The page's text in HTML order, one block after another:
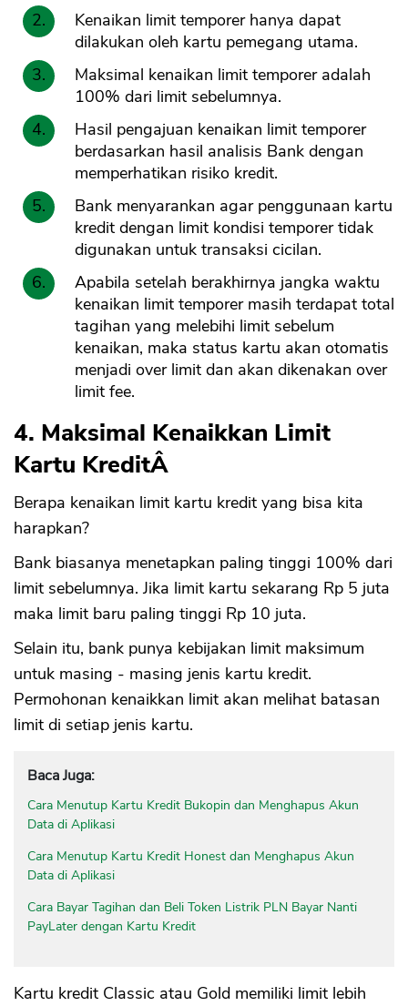
Kenaikan limit temporer hanya dapat
dilakukan oleh kartu pemegang utama.
Maksimal kenaikan limit temporer adalah
100% dari limit sebelumnya.
Hasil pengajuan kenaikan limit temporer
berdasarkan hasil analisis Bank dengan
memperhatikan risiko kredit.
Bank menyarankan agar penggunaan kartu
kredit dengan limit kondisi temporer tidak
digunakan untuk transaksi cicilan.
Apabila setelah berakhirnya jangka waktu
kenaikan limit temporer masih terdapat total
tagihan yang melebihi limit sebelum
kenaikan, maka status kartu akan otomatis
menjadi over limit dan akan dikenakan over
limit fee.
4. Maksimal Kenaikkan Limit
Kartu KreditÂ
Berapa kenaikan limit kartu kredit yang bisa kita
harapkan?
Bank biasanya menetapkan paling tinggi 100% dari
limit sebelumnya. Jika limit kartu sekarang Rp 5 juta
maka limit baru paling tinggi Rp 10 juta.
Selain itu, bank punya kebijakan limit maksimum
untuk masing - masing jenis kartu kredit.
Permohonan kenaikkan limit akan melihat batasan
limit di setiap jenis kartu.
Baca Juga:
Cara Menutup Kartu Kredit Bukopin dan Menghapus Akun
Data di Aplikasi
Cara Menutup Kartu Kredit Honest dan Menghapus Akun
Data di Aplikasi
Cara Bayar Tagihan dan Beli Token Listrik PLN Bayar Nanti
PayLater dengan Kartu Kredit
Kartu kredit Classic atau Gold memiliki limit lebih